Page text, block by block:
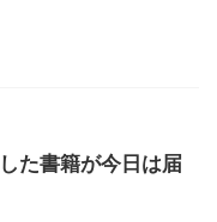
た書籍が今日は届